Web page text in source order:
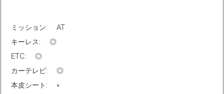
ミッション: AT
キーレス: ◎
ETC: ◎
カーテレビ: ◎
本皮シート: ×